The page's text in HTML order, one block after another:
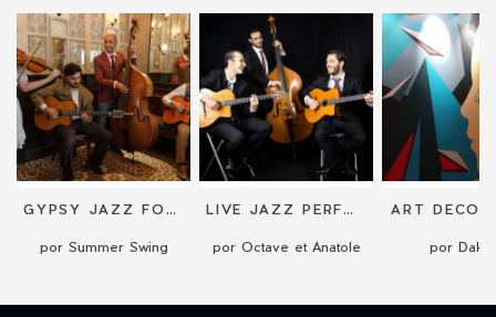
GYPSY JAZZ FOR YOUR WEDDING
por Summer Swing
LIVE JAZZ PERFORMANCE FROM DUO TO SEXTET
por Octave et Anatole
ART
por